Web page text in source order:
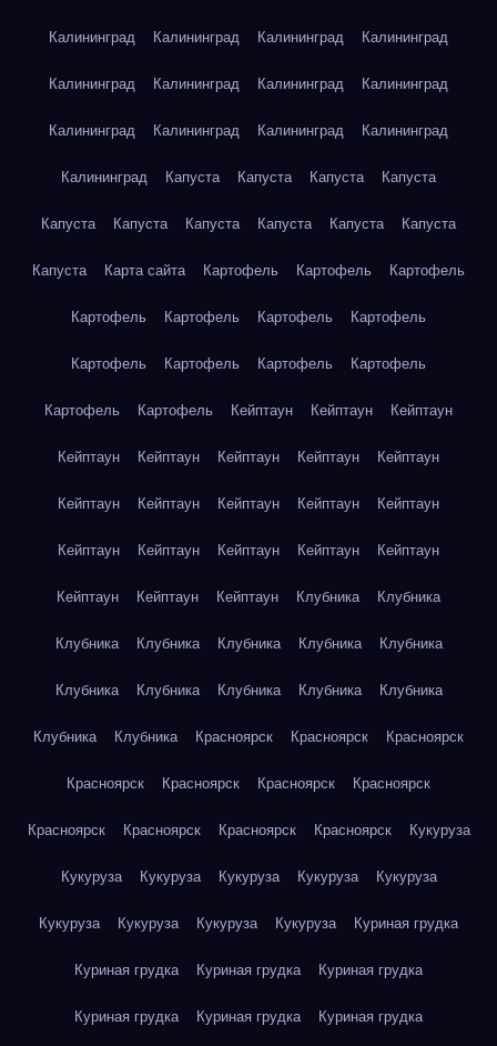
Калининград Калининград Калининград Калининград
Калининград Калининград Калининград Калининград
Калининград Калининград Калининград Калининград
Калининград Капуста Капуста Капуста Капуста
Капуста Капуста Капуста Капуста Капуста Капуста
Капуста Карта сайта Картофель Картофель Картофель
Картофель Картофель Картофель Картофель
Картофель Картофель Картофель Картофель
Картофель Картофель Кейптаун Кейптаун Кейптаун
Кейптаун Кейптаун Кейптаун Кейптаун Кейптаун
Кейптаун Кейптаун Кейптаун Кейптаун Кейптаун
Кейптаун Кейптаун Кейптаун Кейптаун Кейптаун
Кейптаун Кейптаун Кейптаун Клубника Клубника
Клубника Клубника Клубника Клубника Клубника
Клубника Клубника Клубника Клубника Клубника
Клубника Клубника Красноярск Красноярск Красноярск
Красноярск Красноярск Красноярск Красноярск
Красноярск Красноярск Красноярск Красноярск Кукуруза
Кукуруза Кукуруза Кукуруза Кукуруза Кукуруза
Кукуруза Кукуруза Кукуруза Кукуруза Куриная грудка
Куриная грудка Куриная грудка Куриная грудка
Куриная грудка Куриная грудка Куриная грудка